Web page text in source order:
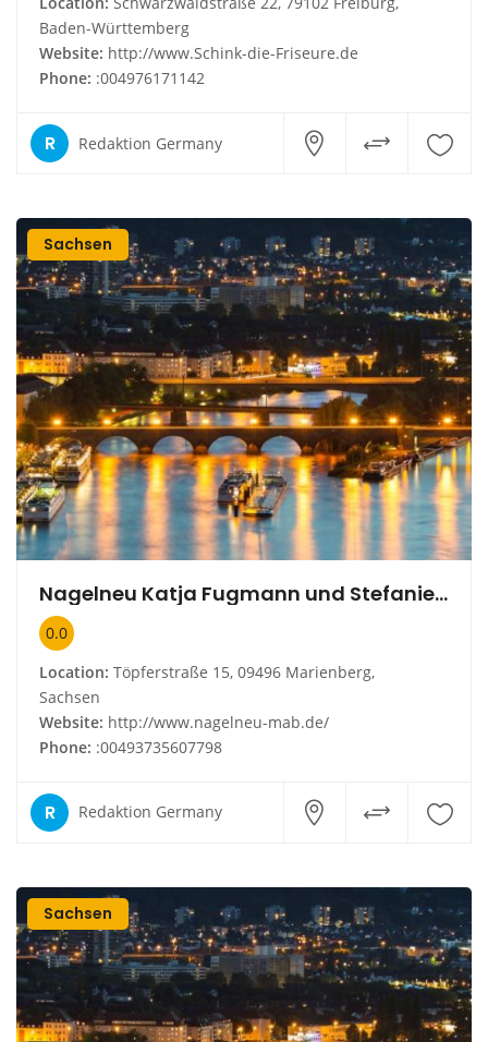
Baden-Württemberg
Website: http://www.Schink-die-Friseure.de
Phone: :004976171142
R Redaktion Germany
Sachsen
Nagelneu Katja Fugmann und Stefanie Meier
0.0
Location: Töpferstraße 15, 09496 Marienberg,
Sachsen
Website: http://www.nagelneu-mab.de/
Phone: :00493735607798
R Redaktion Germany
Sachsen